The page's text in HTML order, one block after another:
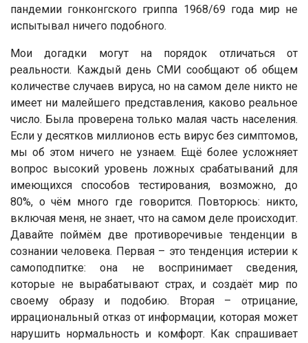
пандемии гонконгского гриппа 1968/69 года мир не
испытывал ничего подобного.
Мои догадки могут на порядок отличаться от
реальности. Каждый день СМИ сообщают об общем
количестве случаев вируса, но на самом деле никто не
имеет ни малейшего представления, каково реальное
число. Была проверена только малая часть населения.
Если у десятков миллионов есть вирус без симптомов,
мы об этом ничего не узнаем. Ещё более усложняет
вопрос высокий уровень ложных срабатываний для
имеющихся способов тестирования, возможно, до
80%, о чём много где говорится. Повторюсь: никто,
включая меня, не знает, что на самом деле происходит.
Давайте поймём две противоречивые тенденции в
сознании человека. Первая – это тенденция истерии к
самоподпитке: она не воспринимает сведения,
которые не вырабатывают страх, и создаёт мир по
своему образу и подобию. Вторая – отрицание,
иррациональный отказ от информации, которая может
нарушить нормальность и комфорт. Как спрашивает